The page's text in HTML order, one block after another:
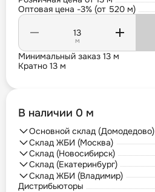
Оптовая цена -3% (от 520 м)
м
Минимальный заказ 13 м
Кратно 13 м
В наличии 0 м
Основной склад (Домодедово)
Склад ЖБИ (Москва)
Склад (Новосибирск)
Склад (Екатеринбург)
Склад ЖБИ (Владимир)
Дистрибьюторы